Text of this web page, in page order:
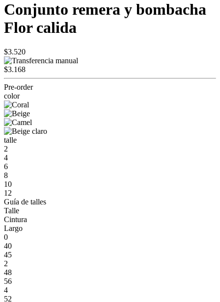
Conjunto remera y bombacha
Flor calida
$3.520
$3.168
Pre-order
color
talle
2
4
6
8
10
12
Guía de talles
Talle
Cintura
Largo
0
40
45
2
48
56
4
52